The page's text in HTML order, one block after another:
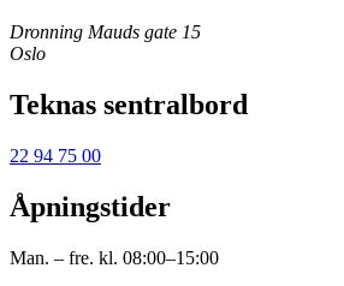
Dronning Mauds gate 15
Oslo
Teknas sentralbord
22 94 75 00
Åpningstider
Man. – fre. kl. 08:00–15:00